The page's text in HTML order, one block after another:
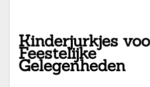
Kinderjurkjes
Feestelijke
Gelegenheden